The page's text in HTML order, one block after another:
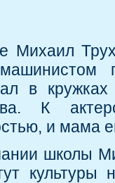
Михаил
в
К
и мама
школы
культуры